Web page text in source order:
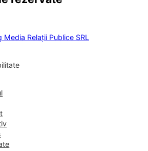
Media Relații Publice SRL